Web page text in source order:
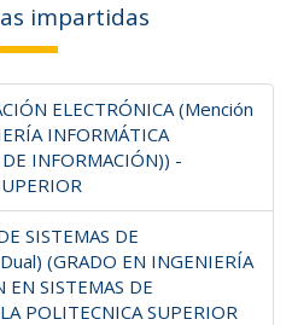
impartidas
ELECTRÓNICA (Mención
INFORMÁTICA
INFORMACIÓN)) -
SISTEMAS DE
(GRADO EN INGENIERÍA
SISTEMAS DE
POLITECNICA SUPERIOR